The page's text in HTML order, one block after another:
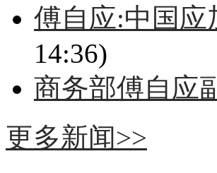
傅自应:中国应
14:36)
商务部傅自应
更多新闻>>